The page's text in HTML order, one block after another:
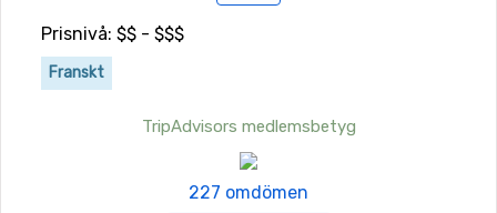
Prisnivå: $$ - $$$
Franskt
TripAdvisors medlemsbetyg
227 omdömen